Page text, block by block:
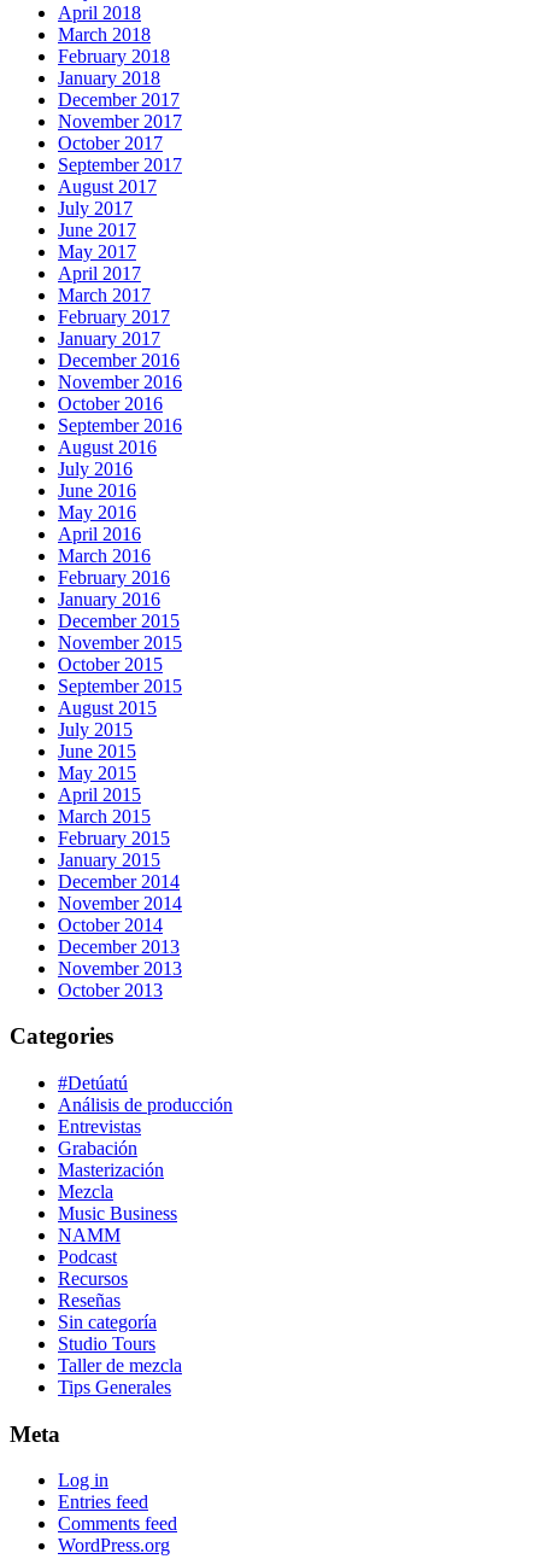
April 2018
March 2018
February 2018
January 2018
December 2017
November 2017
October 2017
September 2017
August 2017
July 2017
June 2017
May 2017
April 2017
March 2017
February 2017
January 2017
December 2016
November 2016
October 2016
September 2016
August 2016
July 2016
June 2016
May 2016
April 2016
March 2016
February 2016
January 2016
December 2015
November 2015
October 2015
September 2015
August 2015
July 2015
June 2015
May 2015
April 2015
March 2015
February 2015
January 2015
December 2014
November 2014
October 2014
December 2013
November 2013
October 2013
Categories
#Detúatú
Análisis de producción
Entrevistas
Grabación
Masterización
Mezcla
Music Business
NAMM
Podcast
Recursos
Reseñas
Sin categoría
Studio Tours
Taller de mezcla
Tips Generales
Meta
Log in
Entries feed
Comments feed
WordPress.org